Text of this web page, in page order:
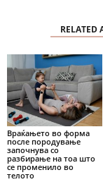
RELATED
Враќањето во форма
после породување
започнува со
разбирање на тоа што
се променило во
телото